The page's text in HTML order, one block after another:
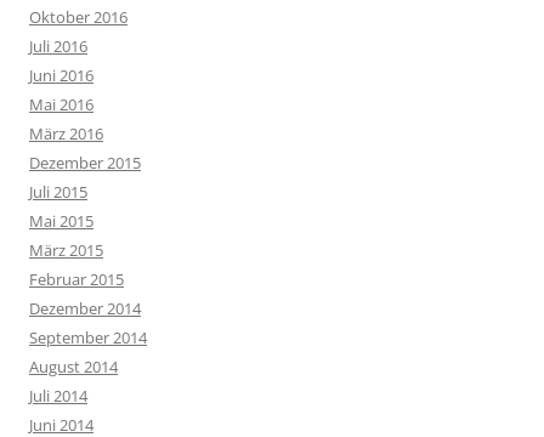
Oktober 2016
Juli 2016
Juni 2016
Mai 2016
März 2016
Dezember 2015
Juli 2015
Mai 2015
März 2015
Februar 2015
Dezember 2014
September 2014
August 2014
Juli 2014
Juni 2014